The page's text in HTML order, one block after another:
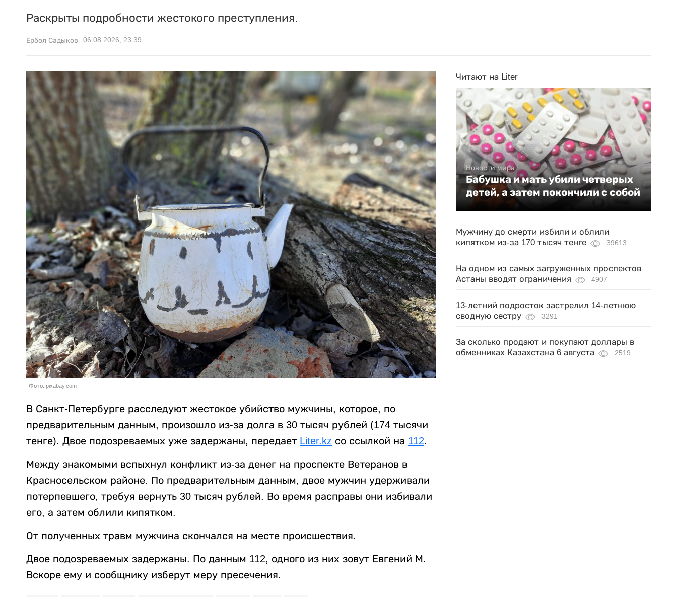
Раскрыты подробности жестокого преступления.
Ербол Садыков 06.08.2026, 23:39
Фото: pixabay.com
В Санкт-Петербурге расследуют жестокое убийство мужчины, которое, по
предварительным данным, произошло из-за долга в 30 тысяч рублей (174 тысячи
тенге). Двое подозреваемых уже задержаны, передает Liter.kz со ссылкой на 112.
Между знакомыми вспыхнул конфликт из-за денег на проспекте Ветеранов в
Красносельском районе. По предварительным данным, двое мужчин удерживали
потерпевшего, требуя вернуть 30 тысяч рублей. Во время расправы они избивали
его, а затем облили кипятком.
От полученных травм мужчина скончался на месте происшествия.
Двое подозреваемых задержаны. По данным 112, одного из них зовут Евгений М.
Вскоре ему и сообщнику изберут меру пресечения.
Читают на Liter
Новости мира
Бабушка и мать убили четверых
детей, а затем покончили с собой
Мужчину до смерти избили и облили
кипятком из-за 170 тысяч тенге
39613
На одном из самых загруженных проспектов
Астаны вводят ограничения
4907
13-летний подросток застрелил 14-летнюю
сводную сестру
3291
За сколько продают и покупают доллары в
обменниках Казахстана 6 августа
2519